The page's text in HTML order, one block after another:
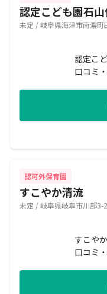
認定こども園石
未定 / 岐阜県海津市南濃町
認定こ
口コミ
認可外保育園
すこやか清流
未定 / 岐阜県岐阜市川部3-
すこや
口コミ